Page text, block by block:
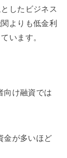
したビジネス
よりも低金利
います。
向け融資では
金が多いほど